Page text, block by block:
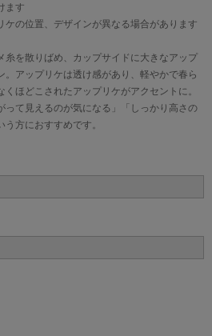
ます
の位置、デザインが異なる場合があります
糸を散りばめ、カップサイドに大きなアップ
。アップリケは透け感があり、軽やかで春ら
ほどこされたアップリケがアクセントに。
って見えるのが気になる」「しっかり高さの
方におすすめです。